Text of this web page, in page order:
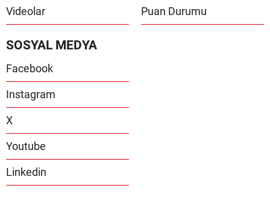
Videolar Puan Durumu
SOSYAL MEDYA
Facebook
Instagram
X
Youtube
Linkedin